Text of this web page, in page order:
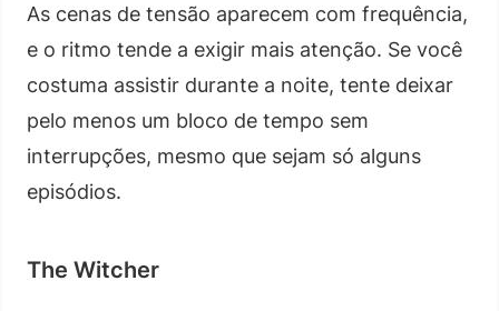
As cenas de tensão aparecem com frequência,
e o ritmo tende a exigir mais atenção. Se você
costuma assistir durante a noite, tente deixar
pelo menos um bloco de tempo sem
interrupções, mesmo que sejam só alguns
episódios.
The Witcher